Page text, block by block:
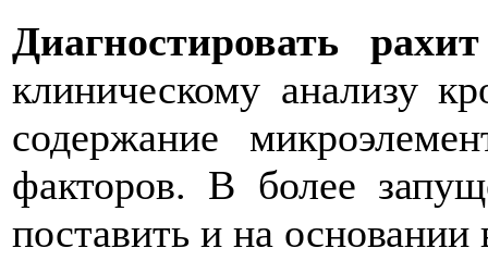
Диагностировать
клиническому анализу
содержание
факторов. В более
поставить и на